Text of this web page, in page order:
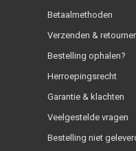
Betaalmethoden
Verzenden &
Bestelling ophalen?
Herroepingsrecht
Garantie & klachten
Veelgestelde vragen
Bestelling niet